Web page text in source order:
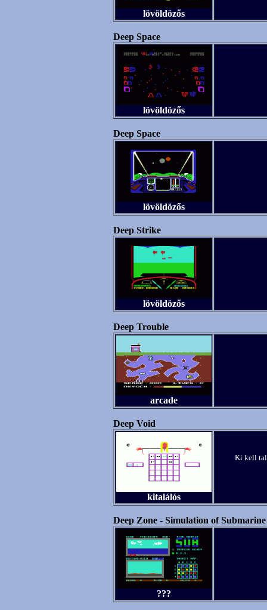
lövöldözős
Deep Space
lövöldözős
Deep Space
lövöldözős
Deep Strike
lövöldözős
Deep Trouble
arcade
Deep Void
kitalálós
Ki kell
Deep Zone - Simulation of
???